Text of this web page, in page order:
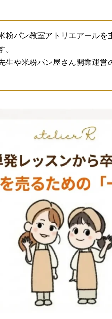
粉パン教室アトリエアールを
。
生や米粉パン屋さん開業運営